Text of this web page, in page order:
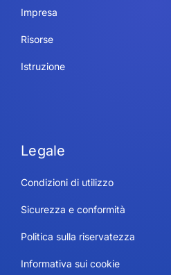
Impresa
Risorse
Istruzione
Legale
Condizioni di utilizzo
Sicurezza e conformità
Politica sulla riservatezza
Informativa sui cookie